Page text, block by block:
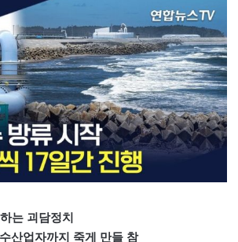
는 괴담정치
산업자까지 죽게 만들 참